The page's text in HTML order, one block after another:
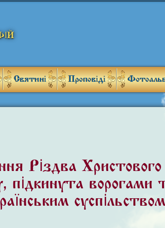
Святині Проповіді
«Різдва
підкинута ворогами